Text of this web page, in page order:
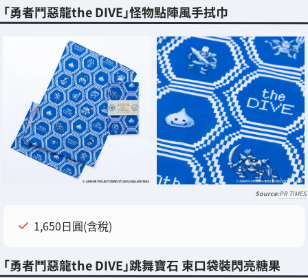
「勇者鬥惡龍the DIVE」怪物點陣風手拭巾
PR TIMES
1,650日圓(含稅)
「勇者鬥惡龍the DIVE」跳舞寶石 束口袋裝閃亮糖果